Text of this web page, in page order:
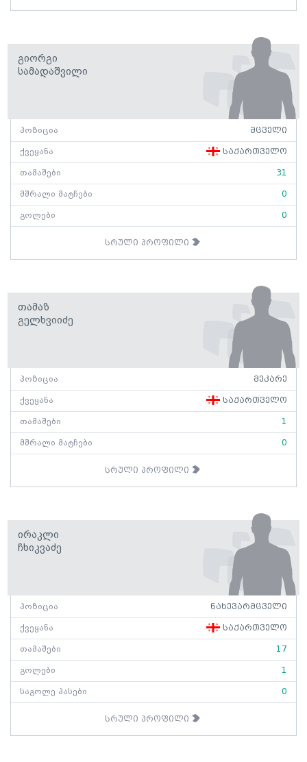
Გიორგი
Სამადაშვილი
პოზიცია მცველი
ქვეყანა საქართველო
თამაშები 31
მშრალი მატჩები 0
გოლები 0
სრული პროფილი
Თამაზ
Გელხვიიძე
პოზიცია მეკარე
ქვეყანა საქართველო
თამაშები 1
მშრალი მატჩები 0
სრული პროფილი
Ირაკლი
Ჩხიკვაძე
პოზიცია ნახევარმცველი
ქვეყანა საქართველო
თამაშები 17
გოლები 1
საგოლე პასები 0
სრული პროფილი